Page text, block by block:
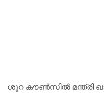
ശൂറ കൗൺസിൽ മന്ത്രി